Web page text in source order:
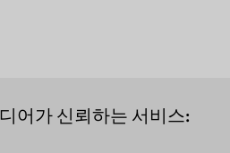
어가 신뢰하는 서비스: